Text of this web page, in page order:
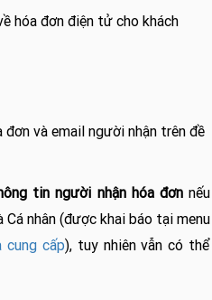
hóa đơn điện tử cho khách
và email người nhận trên đề
tin người nhận hóa đơnnếu
nhân (được khai báo tại menu
cung cấp), tuy nhiên vẫn có thể